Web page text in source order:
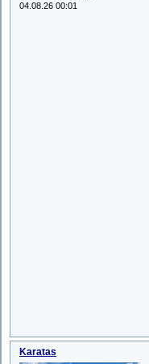
04.08.26 00:01
Karatas